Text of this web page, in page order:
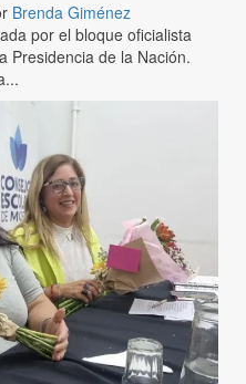
Brenda Giménez
por el bloque oficialista
Presidencia de la Nación.